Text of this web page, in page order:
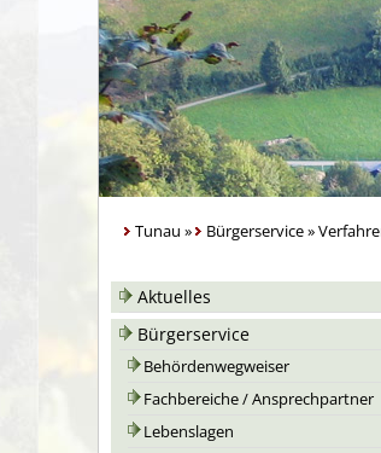
Tunau » Bürgerservice»
Aktuelles
Bürgerservice
Behördenwegweiser
Fachbereiche / Ansprechpartner
Lebenslagen